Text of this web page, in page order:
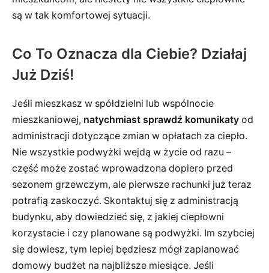
są w tak komfortowej sytuacji.
Co To Oznacza dla Ciebie? Działaj
Już Dziś!
Jeśli mieszkasz w spółdzielni lub wspólnocie
mieszkaniowej, natychmiast sprawdź komunikaty od
administracji dotyczące zmian w opłatach za ciepło.
Nie wszystkie podwyżki wejdą w życie od razu –
część może zostać wprowadzona dopiero przed
sezonem grzewczym, ale pierwsze rachunki już teraz
potrafią zaskoczyć. Skontaktuj się z administracją
budynku, aby dowiedzieć się, z jakiej ciepłowni
korzystacie i czy planowane są podwyżki. Im szybciej
się dowiesz, tym lepiej będziesz mógł zaplanować
domowy budżet na najbliższe miesiące. Jeśli